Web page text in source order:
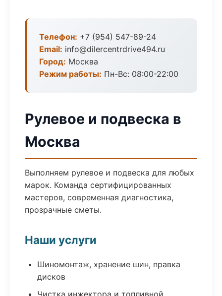
Телефон: +7 (954) 547-89-24
Email: info@dilercentrdrive494.ru
Город: Москва
Режим работы: Пн-Вс: 08:00-22:00
Рулевое и подвеска в
Москва
Выполняем рулевое и подвеска для любых
марок. Команда сертифицированных
мастеров, современная диагностика,
прозрачные сметы.
Наши услуги
Шиномонтаж, хранение шин, правка
дисков
Чистка инжектора и топливной